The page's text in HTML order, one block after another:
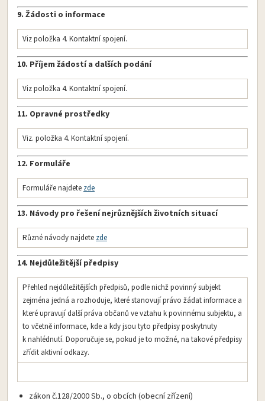
9. Žádosti o informace
Viz položka 4. Kontaktní spojení.
10. Příjem žádostí a dalších podání
Viz položka 4. Kontaktní spojení.
11. Opravné prostředky
Viz. položka 4. Kontaktní spojení.
12. Formuláře
Formuláře najdete zde
13. Návody pro řešení nejrůznějších životních situací
Různé návody najdete zde
14. Nejdůležitější předpisy
Přehled nejdůležitějších předpisů, podle nichž povinný subjekt
zejména jedná a rozhoduje, které stanovují právo žádat informace a
které upravují další práva občanů ve vztahu k povinnému subjektu, a
to včetně informace, kde a kdy jsou tyto předpisy poskytnuty
k nahlédnutí. Doporučuje se, pokud je to možné, na takové předpisy
zřídit aktivní odkazy.
zákon č.128/2000 Sb., o obcích (obecní zřízení)